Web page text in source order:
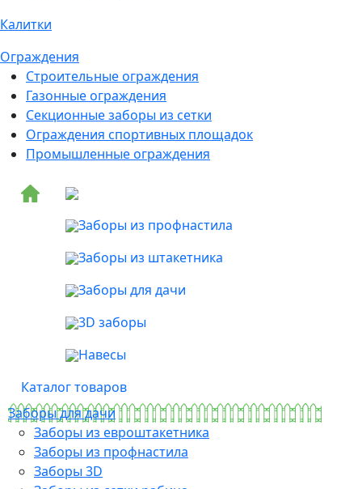
Калитки
Ограждения
Строительные ограждения
Газонные ограждения
Секционные заборы из сетки
Ограждения спортивных площадок
Промышленные ограждения
Заборы из профнастила
Заборы из штакетника
Заборы для дачи
3D заборы
Навесы
Каталог товаров
Заборы для дачи
Заборы из евроштакетника
Заборы из профнастила
Заборы 3D